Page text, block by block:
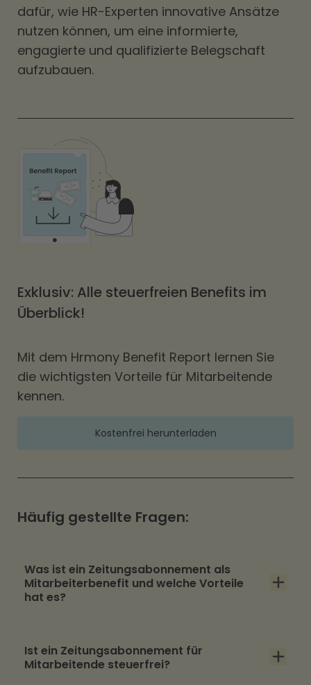
dafür, wie HR-Experten innovative Ansätze
nutzen können, um eine informierte,
engagierte und qualifizierte Belegschaft
aufzubauen.
Exklusiv: Alle steuerfreien Benefits im
Überblick!
Mit dem Hrmony Benefit Report lernen Sie
die wichtigsten Vorteile für Mitarbeitende
kennen.
Kostenfrei herunterladen
Häufig gestellte Fragen:
Was ist ein Zeitungsabonnement als
Mitarbeiterbenefit und welche Vorteile
hat es?
Mitarbeiterbenefit ist eine Zusatzleistung, bei
Ist ein Zeitungsabonnement für
Mitarbeitende steuerfrei?